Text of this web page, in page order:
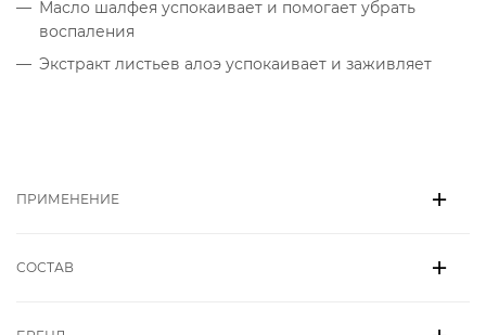
Масло шалфея успокаивает и помогает убрать
воспаления
Экстракт листьев алоэ успокаивает и заживляет
ПРИМЕНЕНИЕ
СОСТАВ